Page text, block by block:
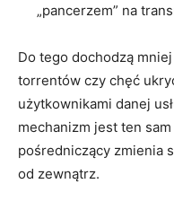
„pancerzem” na
Do tego dochodzą
torrentów czy chęć
użytkownikami danej
mechanizm jest ten
pośredniczący zmienia
od zewnątrz.